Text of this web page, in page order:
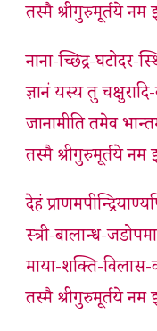
तस्मै श्रीगुरुमूर्तये नम
नाना-च्छिद्र-घटोदर-
ज्ञानं यस्य तु
जानामीति तमेव
तस्मै श्रीगुरुमूर्तये नम
देहं
स्त्री-बालान्ध-
माया-शक्ति-विलास-
तस्मै श्रीगुरुमूर्तये नम